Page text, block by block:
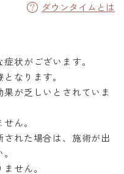
ダウンタイムとは
状がございます。
なります。
が乏しいとされていま
ん。
れた場合は、施術が出
せん。